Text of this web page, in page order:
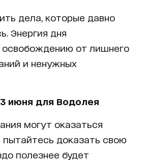
дела, которые давно
Энергия дня
освобождению от лишнего
и ненужных
июня для Водолея
могут оказаться
пытайтесь доказать свою
полезнее будет